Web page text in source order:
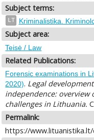
Subject terms:
LT Kriminalistika.
Subject area:
Teisė / Law
Related Publications:
Forensic examinations in
2020). Legal
independence: overview
challenges in Lithuania.
Permalink:
https://